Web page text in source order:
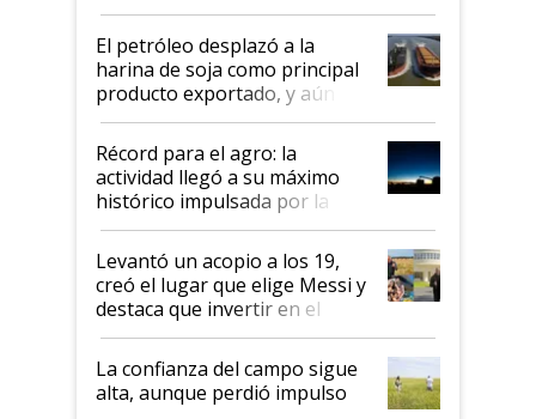
El petróleo desplazó a la
harina de soja como principal
producto exportado, y aún así
el agro aportó casi seis de cada
diez dólares y sostuvo el
liderazgo en un semestre
récord
Récord para el agro: la
actividad llegó a su máximo
histórico impulsada por la
cosecha y las exportaciones
Levantó un acopio a los 19,
creó el lugar que elige Messi y
destaca que invertir en el
kirchnerismo era como "darle
plata a un hijo para droga":
Juan Félix Rossetti, el libertario
que de una dura crisis salió
La confianza del campo sigue
alta, aunque perdió impulso